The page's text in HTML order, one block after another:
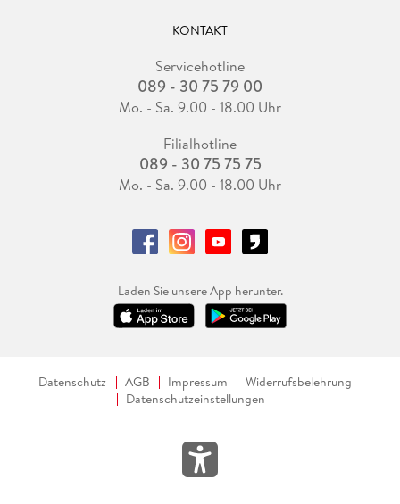
KONTAKT
Servicehotline
089 - 30 75 79 00
Mo. - Sa. 9.00 - 18.00 Uhr
Filialhotline
089 - 30 75 75 75
Mo. - Sa. 9.00 - 18.00 Uhr
Laden Sie unsere App herunter.
Datenschutz AGB Impressum
Widerrufsbelehrung
Datenschutzeinstellungen